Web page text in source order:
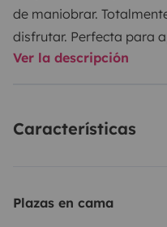
de maniobrar.
disfrutar. Perfecta para
sitio.Incluye:Cocina a
para dormir y poder
autonoma.
Ver la descripción
Características
Plazas en cama